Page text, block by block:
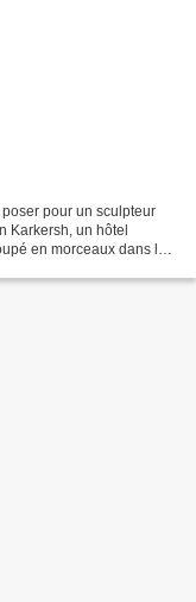
pour un sculpteur
Karkersh, un hôtel
en morceaux dans la